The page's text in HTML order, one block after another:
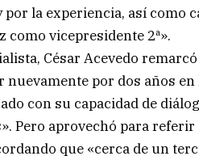
por la experiencia, así como
como vicepresidente 2ª».
César Acevedo
nuevamente por dos años
con su capacidad de
Pero aprovechó para
que «cerca de un